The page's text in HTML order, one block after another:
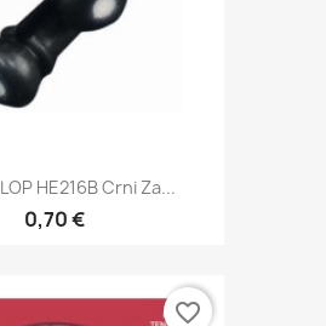
HE216B Crni Za...
0,70 €
favorite_border